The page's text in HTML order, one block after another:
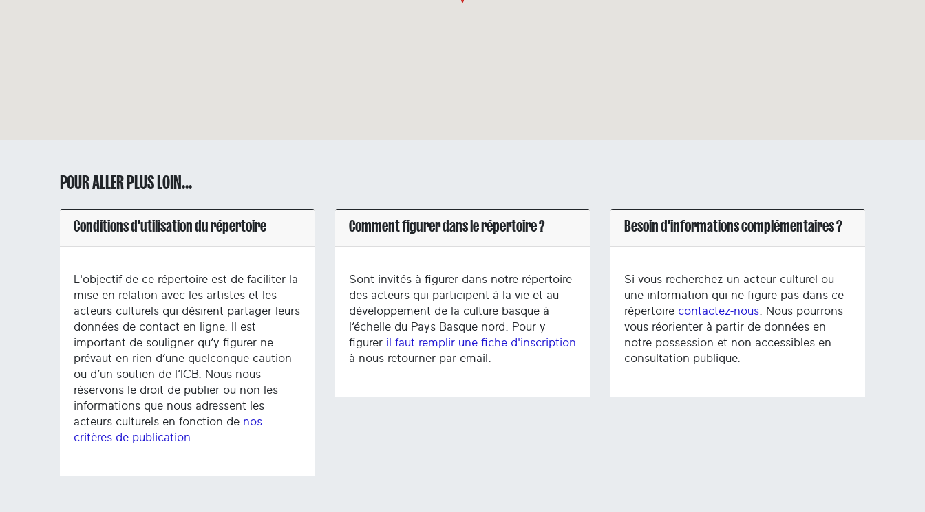
POUR ALLER PLUS LOIN...
Conditions d'utilisation du répertoire
L'objectif de ce répertoire est de faciliter la
mise en relation avec les artistes et les
acteurs culturels qui désirent partager leurs
données de contact en ligne. Il est
important de souligner qu’y figurer ne
prévaut en rien d’une quelconque caution
ou d’un soutien de l’ICB. Nous nous
réservons le droit de publier ou non les
informations que nous adressent les
acteurs culturels en fonction de nos
critères de publication
Comment figurer dans le répertoire ?
Sont invités à figurer dans notre répertoire
des acteurs qui participent à la vie et au
développement de la culture basque à
l’échelle du Pays Basque nord. Pour y
figurer il faut remplir une fiche d'inscription
à nous retourner par email.
Besoin d'informations complémentaires ?
Si vous recherchez un acteur culturel ou
une information qui ne figure pas dans ce
répertoire contactez-nous. Nous pourrons
vous réorienter à partir de données en
notre possession et non accessibles en
consultation publique.